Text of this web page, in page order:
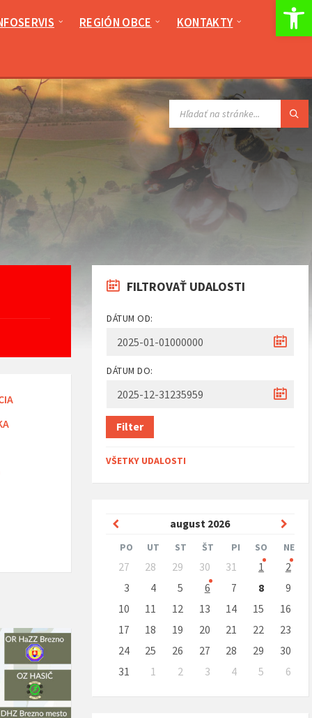
REGIÓN OBCE KONTAKTY
VYHĽADÁVANIE:
FILTROVAŤ UDALOSTI
DÁTUM OD:
DÁTUM DO:
Filter
VŠETKY UDALOSTI
august 2026
Predchádzajúci
mesiac
PO UT ST ŠT PI SO NE
Preskočit
kalendárne
27 28 29 30 31 1
2
3
4 5 6 7 8
9
10
11 12 13 14 15
16
17
18 19 20 21 22
23
24
25 26 27 28 29
30
31
1 2 3 4 5
6
na